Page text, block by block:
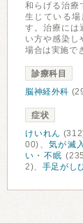
和らげる治療
生じている
す。治療には
い方や感染し
場合は実施で
診療科目
脳神経外科
症状
けいれん
00)、 気が滅
い・不眠
2)、 手足がし